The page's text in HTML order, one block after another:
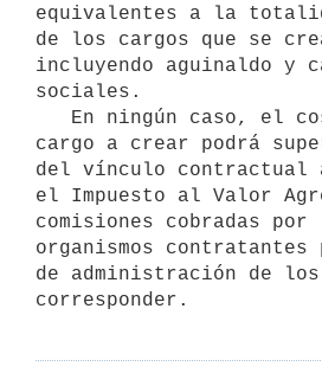
equivalentes a la
de los cargos que se
incluyendo aguinaldo y
sociales.
cargo a crear podrá
del vínculo contractual
el Impuesto al Valor
comisiones cobradas por
organismos contratantes
de administración de